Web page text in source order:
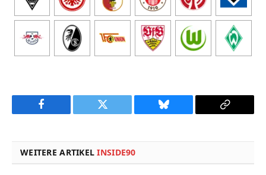
Facebook Twitter Bluesky
Copy
WEITERE ARTIKELINSIDE90